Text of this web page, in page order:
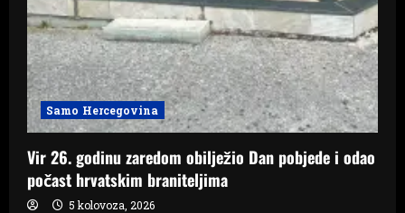
Samo Hercegovina
Vir 26. godinu zaredom obilježio Dan pobjede i odao
počast hrvatskim braniteljima
5 kolovoza, 2026